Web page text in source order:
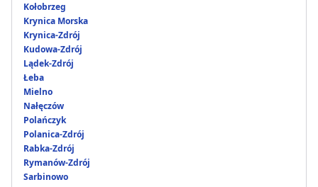
Kołobrzeg
Krynica Morska
Krynica-Zdrój
Kudowa-Zdrój
Lądek-Zdrój
Łeba
Mielno
Nałęczów
Polańczyk
Polanica-Zdrój
Rabka-Zdrój
Rymanów-Zdrój
Sarbinowo